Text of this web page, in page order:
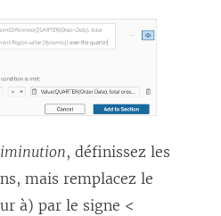
, définissez les
mais remplacez le
à) par le signe <